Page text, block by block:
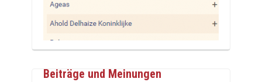
Beiträge und Meinungen